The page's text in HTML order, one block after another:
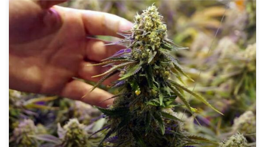
Zaawansowana Optymalizacja VPD w Uprawie Konopi
Zaawansowana Optymalizacja Wydajności Konopi za pomocą
Wykresu VPD Deficyt ciśnienia pary wodnej (VPD – Vapor
Pressure Deficit) to jeden z kluczowych parametrów, który
decyduje o tym, jak skutecznie rośliny konopi oddychają,
transpirują oraz pobierają składniki odżywcze. Wbrew
powszechnemu przekonaniu, kontrola VPD to nie tylko […]